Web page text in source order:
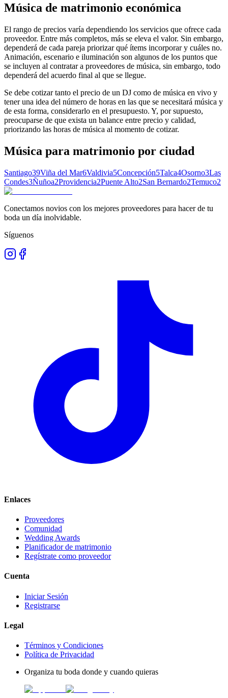
Música de matrimonio económica
El rango de precios varía dependiendo los servicios que ofrece cada
proveedor. Entre más completos, más se eleva el valor. Sin embargo,
dependerá de cada pareja priorizar qué ítems incorporar y cuáles no.
Animación, escenario e iluminación son algunos de los puntos que
se incluyen al contratar a proveedores de música, sin embargo, todo
dependerá del acuerdo final al que se llegue.
Se debe cotizar tanto el precio de un DJ como de música en vivo y
tener una idea del número de horas en las que se necesitará música y
de esta forma, considerarlo en el presupuesto. Y, por supuesto,
preocuparse de que exista un balance entre precio y calidad,
priorizando las horas de música al momento de cotizar.
Música para matrimonio por ciudad
Santiago39Viña del Mar6Valdivia5Concepción5Talca4Osorno3Las
Condes3Ñuñoa2Providencia2Puente Alto2San Bernardo2Temuco2
Conectamos novios con los mejores proveedores para hacer de tu
boda un día inolvidable.
Síguenos
Enlaces
Proveedores
Comunidad
Wedding Awards
Planificador de matrimonio
Regístrate como proveedor
Cuenta
Iniciar Sesión
Registrarse
Legal
Términos y Condiciones
Política de Privacidad
Organiza tu boda donde y cuando quieras